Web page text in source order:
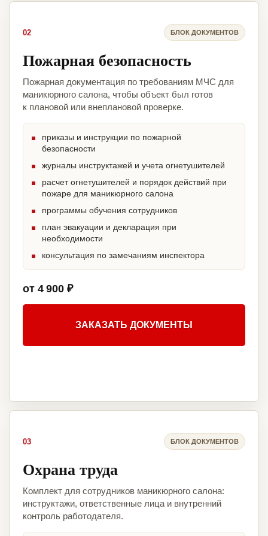
02 БЛОК ДОКУМЕНТОВ
Пожарная безопасность
Пожарная документация по требованиям МЧС для
маникюрного салона, чтобы объект был готов
к плановой или внеплановой проверке.
приказы и инструкции по пожарной
безопасности
журналы инструктажей и учета огнетушителей
расчет огнетушителей и порядок действий при
пожаре для маникюрного салона
программы обучения сотрудников
план эвакуации и декларация при
необходимости
консультация по замечаниям инспектора
от 4 900 ₽
ЗАКАЗАТЬ ДОКУМЕНТЫ
03 БЛОК ДОКУМЕНТОВ
Охрана труда
Комплект для сотрудников маникюрного салона:
инструктажи, ответственные лица и внутренний
контроль работодателя.